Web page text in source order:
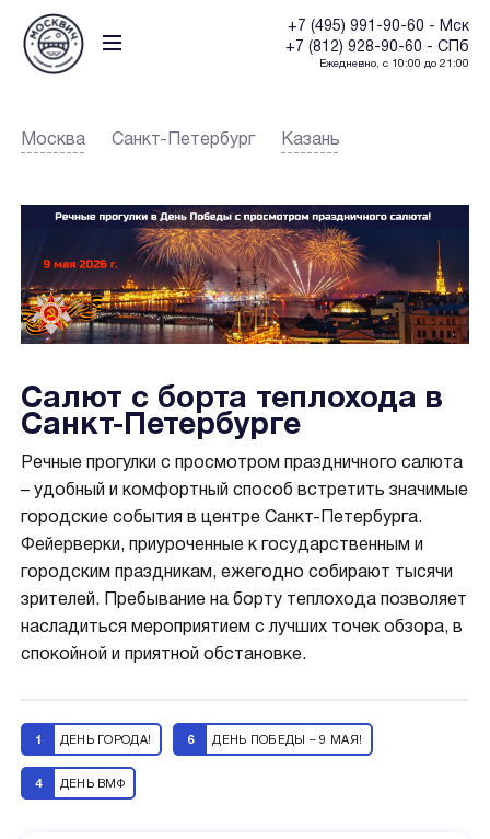
+7 (495) 991-90-60 - Мск
+7 (812) 928-90-60 - СПб
Ежедневно, с 10:00 до 21:00
Москва Санкт-Петербург Казань
Салют с борта теплохода в
Санкт-Петербурге
Речные прогулки с просмотром праздничного салюта
– удобный и комфортный способ встретить значимые
городские события в центре Санкт-Петербурга.
Фейерверки, приуроченные к государственным и
городским праздникам, ежегодно собирают тысячи
зрителей. Пребывание на борту теплохода позволяет
насладиться мероприятием с лучших точек обзора, в
спокойной и приятной обстановке.
ДЕНЬ ГОРОДА!
1 ДЕНЬ ПОБЕДЫ – 9 МАЯ!
6
ДЕНЬ ВМФ
4